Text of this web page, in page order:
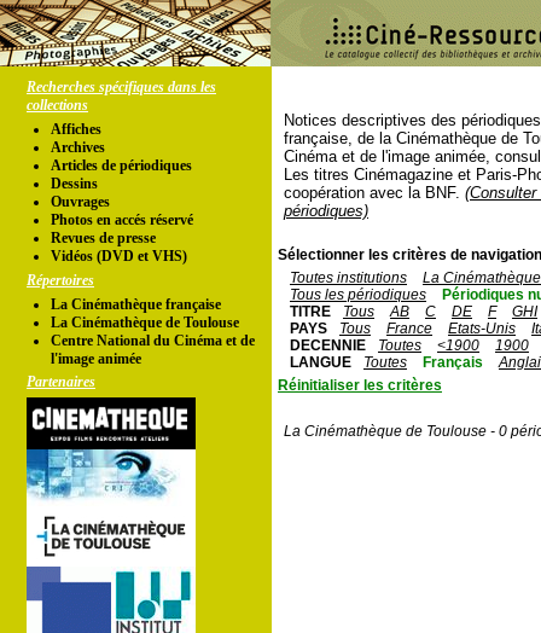
Recherches spécifiques dans les
collections
Affiches
Archives
Articles de périodiques
Dessins
Ouvrages
Photos en accés réservé
Revues de presse
Vidéos (DVD et VHS)
Répertoires
La Cinémathèque française
La Cinémathèque de Toulouse
Centre National du Cinéma et de
l'image animée
Partenaires
Notices descriptives des
française, de la Cinémathèque de
Cinéma et de l'image animée,
Les titres Cinémagazine et Paris-
coopération avec la BNF.
périodiques)
Sélectionner les critères de
Toutes institutions
La
Tous les périodiques
Périodiques
TITRE
Tous AB C DE F
GHI
PAYS
Tous France Etats-Unis
DECENNIE
Toutes <1900
1900
LANGUE
Toutes Français
Réinitialiser les critères
La Cinémathèque de Toulouse - 0